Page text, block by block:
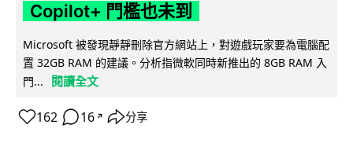
Copilot+ 門檻也未到
Microsoft 被發現靜靜刪除官方網站上，對遊戲玩家要為電腦配
置 32GB RAM 的建議。分析指微軟同時新推出的 8GB RAM 入
門...
閱讀全文
162 16 ↗ 分享